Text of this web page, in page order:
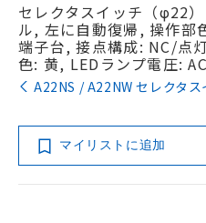
セレクタスイッチ（φ22
ル, 左に自動復帰, 操作部
端子台, 接点構成: NC/点
色: 黄, LEDランプ電圧:
A22NS / A22NW セレクタ
マイリストに追加